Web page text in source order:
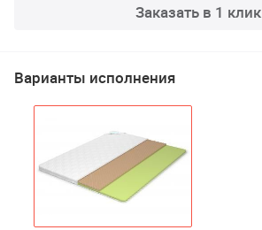
Заказать в 1 клик
Варианты исполнения